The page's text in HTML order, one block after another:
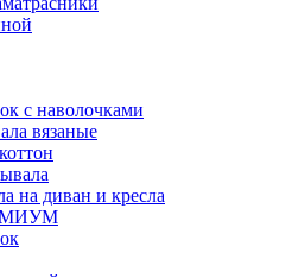
с наволочками
вязаные
на диван и кресла